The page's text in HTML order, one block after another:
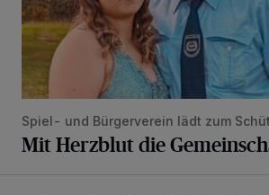
Spiel- und Bürgerverein lädt zum
Mit Herzblut die